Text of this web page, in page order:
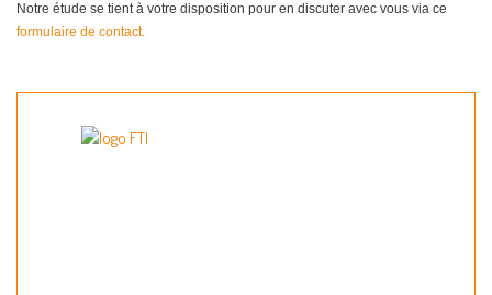
Notre étude se tient à votre disposition pour en discuter avec vous via ce
formulaire de contact.